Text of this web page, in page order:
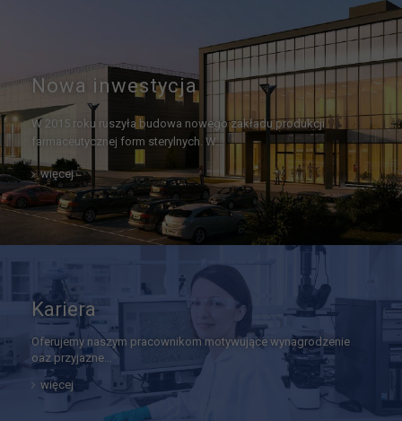
Nowa inwestycja
W 2015 roku ruszyła budowa nowego zakładu produkcji
farmaceutycznej form sterylnych. W…
więcej
Kariera
Oferujemy naszym pracownikom motywujące wynagrodzenie
oaz przyjazne…
więcej